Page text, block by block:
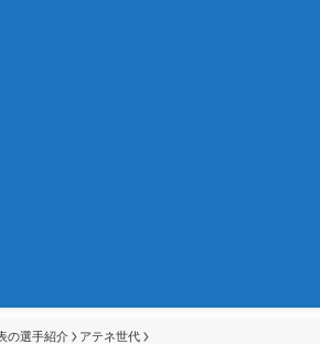
の選手紹介 アテネ世代